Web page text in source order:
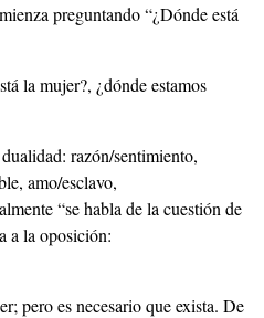
preguntando “¿Dónde está
la mujer?, ¿dónde estamos
razón/sentimiento,
amo/esclavo,
“se habla de la cuestión de
a la oposición:
pero es necesario que exista. De